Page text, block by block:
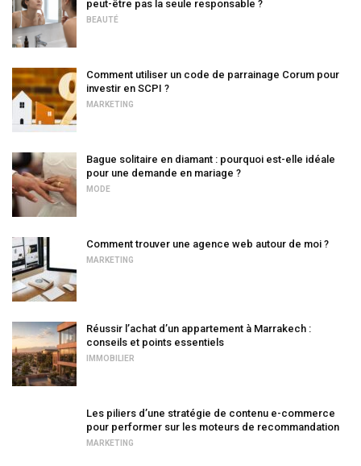
peut-être pas la seule responsable ?
BEAUTÉ
Comment utiliser un code de parrainage Corum pour
investir en SCPI ?
MARKETING
Bague solitaire en diamant : pourquoi est-elle idéale
pour une demande en mariage ?
MODE
Comment trouver une agence web autour de moi ?
MARKETING
Réussir l’achat d’un appartement à Marrakech :
conseils et points essentiels
IMMOBILIER
Les piliers d’une stratégie de contenu e-commerce
pour performer sur les moteurs de recommandation
MARKETING